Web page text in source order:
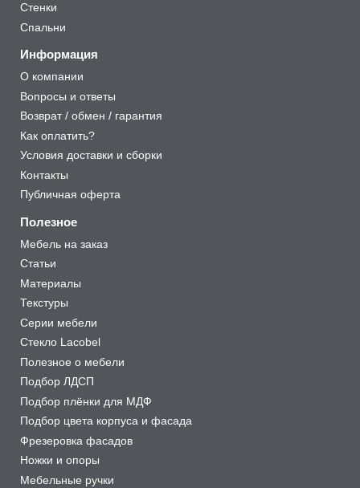
Стенки
Спальни
Информация
О компании
Вопросы и ответы
Возврат / обмен / гарантия
Как оплатить?
Условия доставки и сборки
Контакты
Публичная оферта
Полезное
Мебель на заказ
Статьи
Материалы
Текстуры
Серии мебели
Стекло Lacobel
Полезное о мебели
Подбор ЛДСП
Подбор плёнки для МДФ
Подбор цвета корпуса и фасада
Фрезеровка фасадов
Ножки и опоры
Мебельные ручки